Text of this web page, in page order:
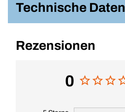
Technische Daten
Rezensionen
0